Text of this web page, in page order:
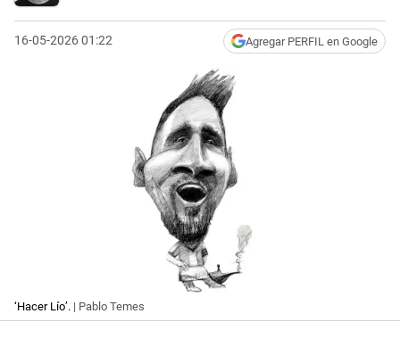
16-05-2026 01:22 Agregar PERFIL en Google
‘Hacer Lío’. | Pablo Temes